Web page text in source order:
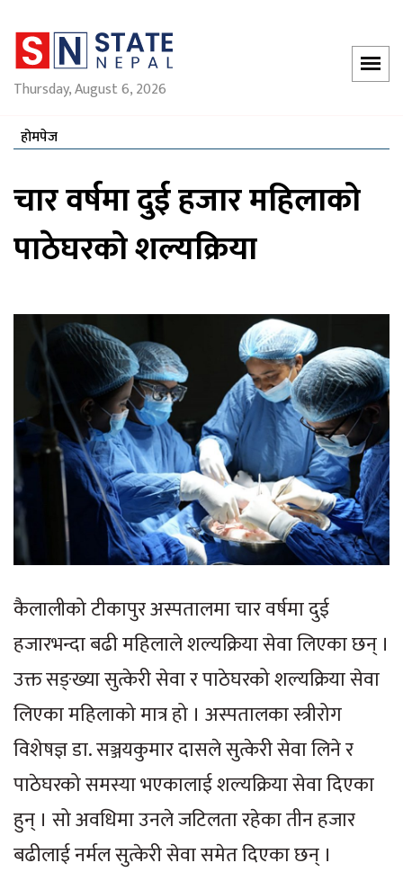
Thursday, August 6, 2026
होमपेज
चार वर्षमा दुई हजार महिलाको
पाठेघरको शल्यक्रिया
कैलालीको टीकापुर अस्पतालमा चार वर्षमा दुई
हजारभन्दा बढी महिलाले शल्यक्रिया सेवा लिएका छन् ।
उक्त सङ्ख्या सुत्केरी सेवा र पाठेघरको शल्यक्रिया सेवा
लिएका महिलाको मात्र हो । अस्पतालका स्त्रीरोग
विशेषज्ञ डा. सञ्जयकुमार दासले सुत्केरी सेवा लिने र
पाठेघरको समस्या भएकालाई शल्यक्रिया सेवा दिएका
हुन् । सो अवधिमा उनले जटिलता रहेका तीन हजार
बढीलाई नर्मल सुत्केरी सेवा समेत दिएका छन् ।